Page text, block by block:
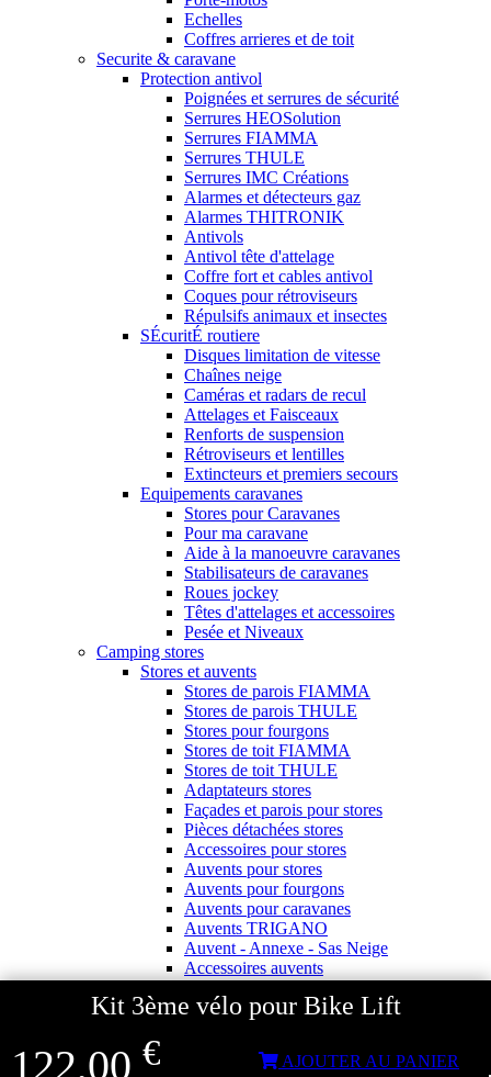
Kit 3ème vélo pour Bike Lift
122,00 € AJOUTER AU PANIER
Echelles
Coffres arrieres et de toit
Securite & caravane
Protection antivol
Poignées et serrures de sécurité
Serrures HEOSolution
Serrures FIAMMA
Serrures THULE
Serrures IMC Créations
Alarmes et détecteurs gaz
Alarmes THITRONIK
Antivols
Antivol tête d'attelage
Coffre fort et cables antivol
Coques pour rétroviseurs
Répulsifs animaux et insectes
SÉcuritÉ routiere
Disques limitation de vitesse
Chaînes neige
Caméras et radars de recul
Attelages et Faisceaux
Renforts de suspension
Rétroviseurs et lentilles
Extincteurs et premiers secours
Equipements caravanes
Stores pour Caravanes
Pour ma caravane
Aide à la manoeuvre caravanes
Stabilisateurs de caravanes
Roues jockey
Têtes d'attelages et accessoires
Pesée et Niveaux
Camping stores
Stores et auvents
Stores de parois FIAMMA
Stores de parois THULE
Stores pour fourgons
Stores de toit FIAMMA
Stores de toit THULE
Adaptateurs stores
Façades et parois pour stores
Pièces détachées stores
Accessoires pour stores
Auvents pour stores
Auvents pour fourgons
Auvents pour caravanes
Auvents TRIGANO
Auvent - Annexe - Sas Neige
Accessoires auvents
Pour le camping
Pour la plage
Accessoires de plein air